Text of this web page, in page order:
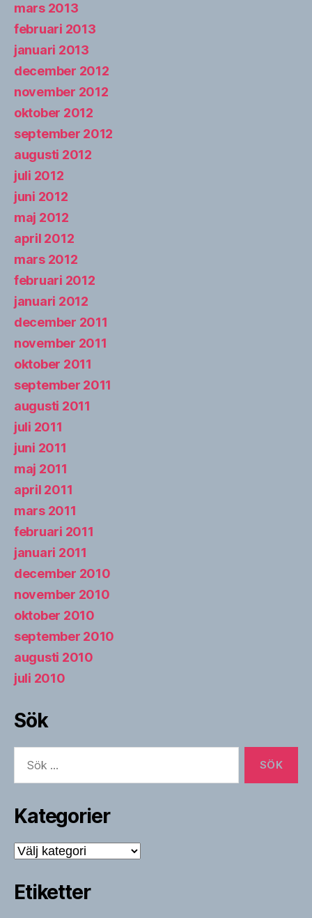
mars 2013
februari 2013
januari 2013
december 2012
november 2012
oktober 2012
september 2012
augusti 2012
juli 2012
juni 2012
maj 2012
april 2012
mars 2012
februari 2012
januari 2012
december 2011
november 2011
oktober 2011
september 2011
augusti 2011
juli 2011
juni 2011
maj 2011
april 2011
mars 2011
februari 2011
januari 2011
december 2010
november 2010
oktober 2010
september 2010
augusti 2010
juli 2010
Sök
efter:
Kategorier
Kategorier
Etiketter